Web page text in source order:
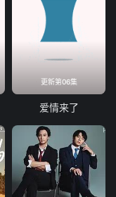
更新第06集
爱情来了